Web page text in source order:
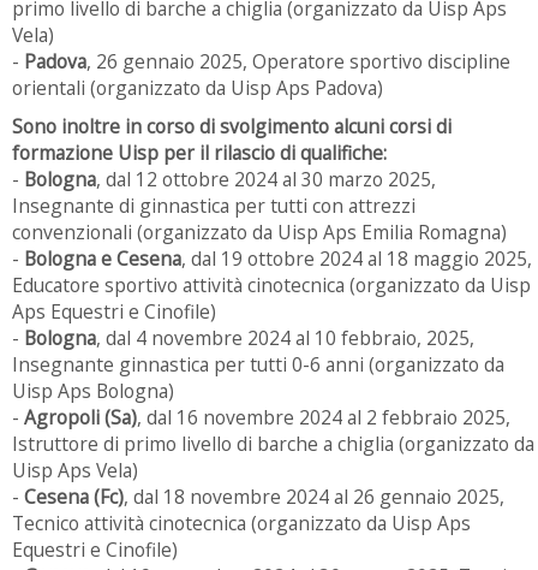
primo livello di barche a chiglia (organizzato da Uisp Aps
Vela)
- Padova, 26 gennaio 2025, Operatore sportivo discipline
orientali (organizzato da Uisp Aps Padova)
Sono inoltre in corso di svolgimento alcuni corsi di
formazione Uisp per il rilascio di qualifiche:
- Bologna, dal 12 ottobre 2024 al 30 marzo 2025,
Insegnante di ginnastica per tutti con attrezzi
convenzionali (organizzato da Uisp Aps Emilia Romagna)
- Bologna e Cesena, dal 19 ottobre 2024 al 18 maggio 2025,
Educatore sportivo attività cinotecnica (organizzato da Uisp
Aps Equestri e Cinofile)
- Bologna, dal 4 novembre 2024 al 10 febbraio, 2025,
Insegnante ginnastica per tutti 0-6 anni (organizzato da
Uisp Aps Bologna)
- Agropoli (Sa), dal 16 novembre 2024 al 2 febbraio 2025,
Istruttore di primo livello di barche a chiglia (organizzato da
Uisp Aps Vela)
- Cesena (Fc), dal 18 novembre 2024 al 26 gennaio 2025,
Tecnico attività cinotecnica (organizzato da Uisp Aps
Equestri e Cinofile)